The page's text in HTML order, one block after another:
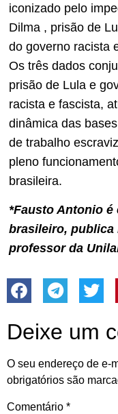
iconizado pelo
Dilma , prisão de
do governo racista
Os três dados
prisão de Lula e
racista e fascista,
dinâmica das
de trabalho
pleno
brasileira.
*Fausto Antonio
brasileiro, publica
professor da
Deixe um
O seu endereço de e-
obrigatórios são
Comentário *